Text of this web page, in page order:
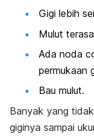
Gigi lebih
Mulut
Ada noda
permukaan
Bau mulut.
Banyak yang
giginya sampai